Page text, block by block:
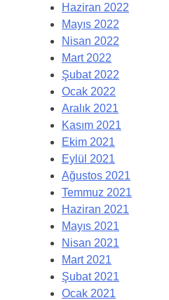
Haziran 2022
Mayıs 2022
Nisan 2022
Mart 2022
Şubat 2022
Ocak 2022
Aralık 2021
Kasım 2021
Ekim 2021
Eylül 2021
Ağustos 2021
Temmuz 2021
Haziran 2021
Mayıs 2021
Nisan 2021
Mart 2021
Şubat 2021
Ocak 2021